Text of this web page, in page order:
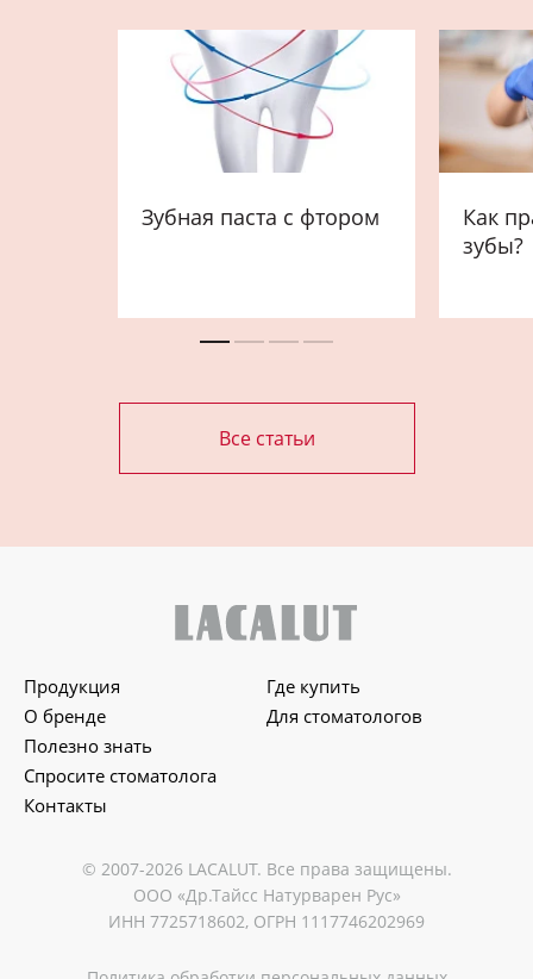
Зубная паста с фтором
Как
зубы?
Все статьи
Продукция
О бренде
Полезно знать
Спросите стоматолога
Контакты
Где купить
Для стоматологов
© 2007-2026 LACALUT. Все права защищены.
ООО «Др.Тайсс Натурварен Рус»
ИНН 7725718602, ОГРН 1117746202969